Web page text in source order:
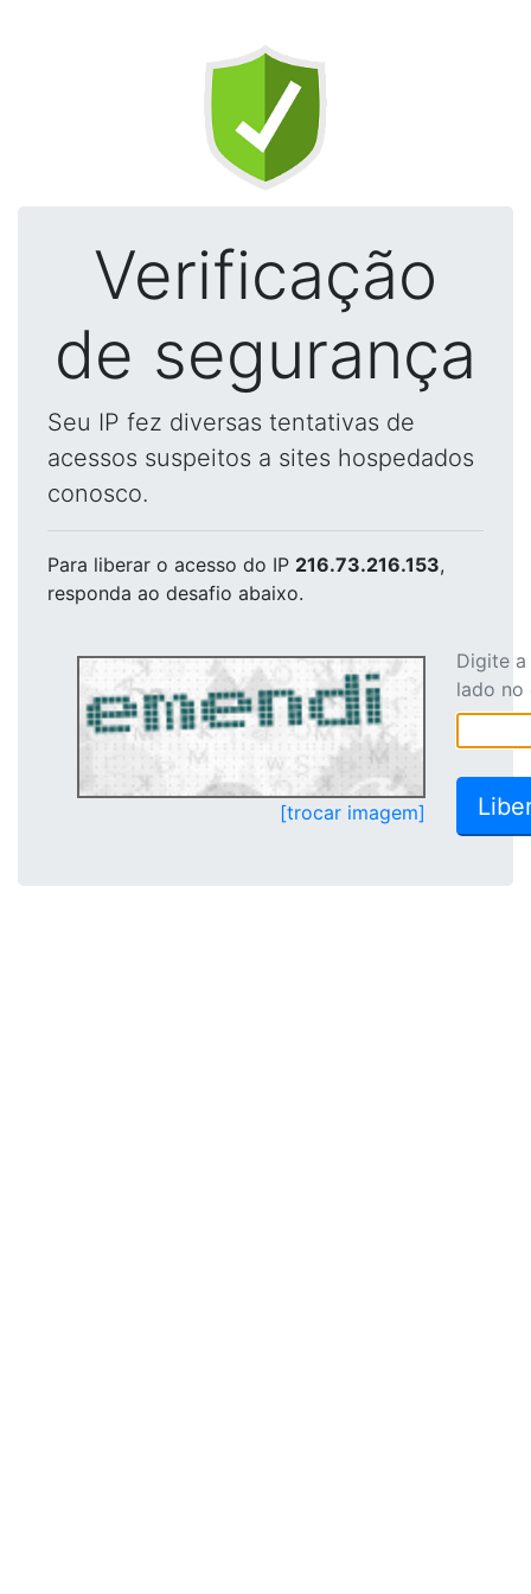
Verificação
de segurança
Seu IP fez diversas tentativas de
acessos suspeitos a sites hospedados
conosco.
Para liberar o acesso do IP 216.73.216.153,
responda ao desafio abaixo.
[trocar imagem]
Digite
lado no